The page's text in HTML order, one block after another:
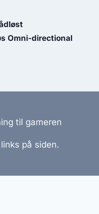
Omni-directional
til gameren
på siden.